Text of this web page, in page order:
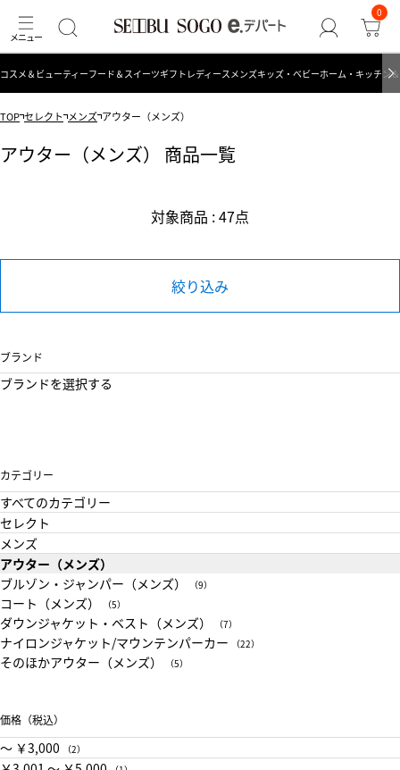
0
コスメ＆ビューティーフード＆スイーツギフト レディース メンズキッズ・ベビーホーム・キッチン
TOP セレクト メンズ アウター（メンズ）
アウター（メンズ） 商品一覧
対象商品 : 47点
絞り込み
ブランド
ブランドを選択する
カテゴリー
すべてのカテゴリー
セレクト
メンズ
アウター（メンズ）
ブルゾン・ジャンパー（メンズ）
（9）
コート（メンズ） （5）
ダウンジャケット・ベスト（メンズ） （7）
ナイロンジャケット/マウンテンパーカー （22）
そのほかアウター（メンズ） （5）
価格（税込）
〜 ￥3,000 （2）